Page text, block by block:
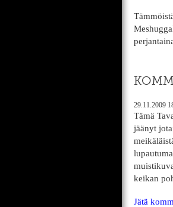
29.11.2009
Tämä
jäänyt
keikan
Jätä